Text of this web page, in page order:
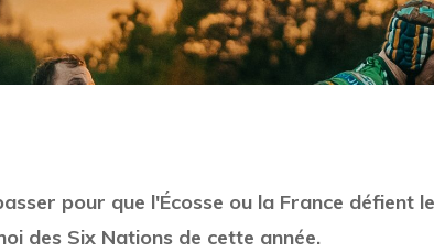
pour que l'Écosse ou la France défient
des Six Nations de cette année.